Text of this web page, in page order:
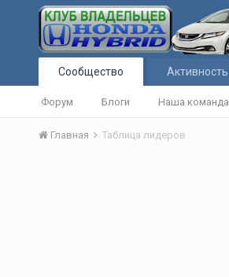
Сообщество
Форум Блоги Наша команда
Активность
Главная Таблица лидеров